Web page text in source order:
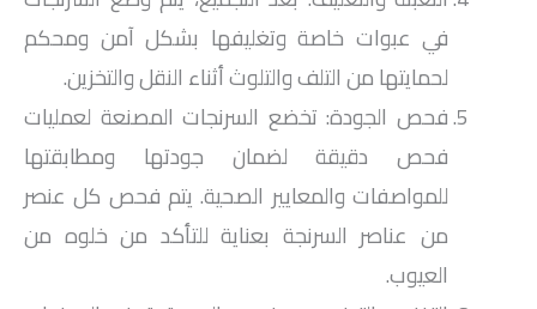
في عبوات خاصة وتغليفها بشكل آمن ومحكم
لحمايتها من التلف والتلوث أثناء النقل والتخزين.
فحص الجودة: تخضع السرنجات المصنعة لعمليات
فحص دقيقة لضمان جودتها ومطابقتها
للمواصفات والمعايير الصحية. يتم فحص كل عنصر
من عناصر السرنجة بعناية للتأكد من خلوه من
العيوب.